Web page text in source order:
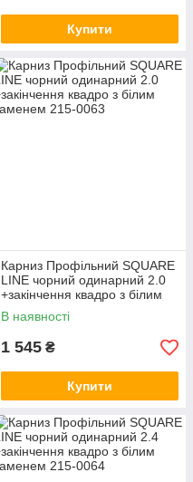
Купити
Карниз Профільний SQUARE
LINE чорний одинарний 2.0
+закінчення квадро з білим
каменем
В наявності
1 545 ₴
Купити